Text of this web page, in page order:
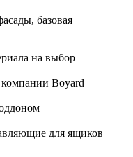
базовая
на выбор
Boyard
для ящиков